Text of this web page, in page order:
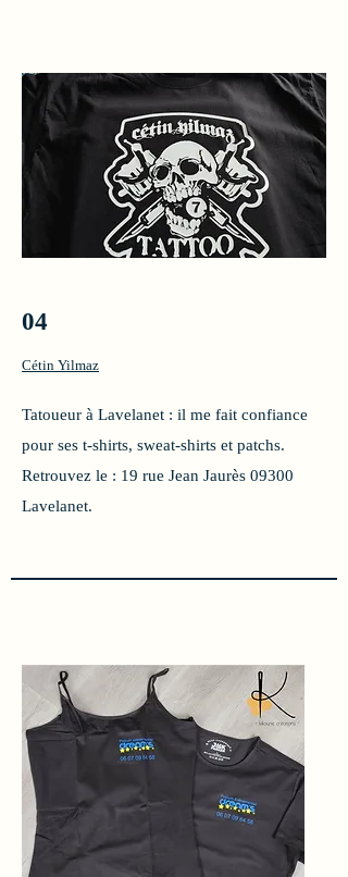
04
Cétin Yilmaz
Tatoueur à Lavelanet : il me fait confiance
pour ses t-shirts, sweat-shirts et patchs.
Retrouvez le : 19 rue Jean Jaurès 09300
Lavelanet.